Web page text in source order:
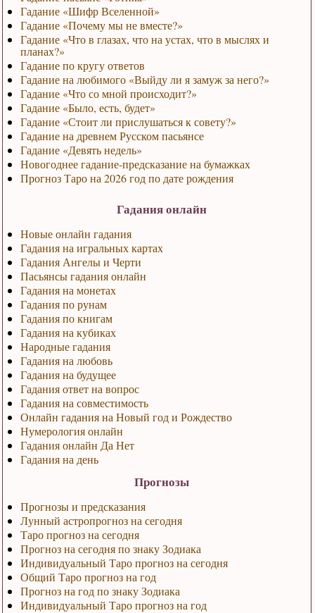
Гадание «Шифр Вселенной»
Гадание «Почему мы не вместе?»
Гадание «Что в глазах, что на устах, что в мыслях и
планах?»
Гадание по кругу ответов
Гадание на любимого «Выйду ли я замуж за него?»
Гадание «Что со мной происходит?»
Гадание «Было, есть, будет»
Гадание «Стоит ли прислушаться к совету?»
Гадание на древнем Русском пасьянсе
Гадание «Девять недель»
Новогоднее гадание-предсказание на бумажках
Прогноз Таро на 2026 год по дате рождения
Гадания онлайн
Новые онлайн гадания
Гадания на игральных картах
Гадания Ангелы и Черти
Пасьянсы гадания онлайн
Гадания на монетах
Гадания по рунам
Гадания по книгам
Гадания на кубиках
Народные гадания
Гадания на любовь
Гадания на будущее
Гадания ответ на вопрос
Гадания на совместимость
Онлайн гадания на Новый год и Рождество
Нумерология онлайн
Гадания онлайн Да Нет
Гадания на день
Прогнозы
Прогнозы и предсказания
Лунный астропрогноз на сегодня
Таро прогноз на сегодня
Прогноз на сегодня по знаку Зодиака
Индивидуальный Таро прогноз на сегодня
Общий Таро прогноз на год
Прогноз на год по знаку Зодиака
Индивидуальный Таро прогноз на год